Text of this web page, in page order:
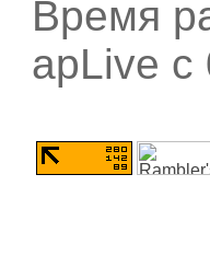
Время
apLive c